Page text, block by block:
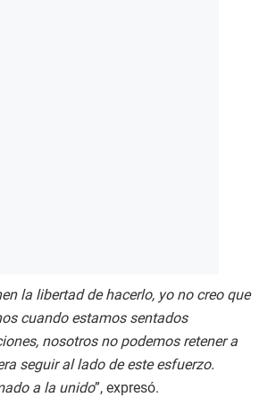
la libertad de hacerlo, yo no creo que
cuando estamos sentados
nosotros no podemos retener a
seguir al lado de este esfuerzo.
a la unido”, expresó.